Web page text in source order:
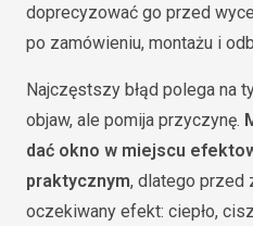
doprecyzować go przed
po zamówieniu, montażu i
Najczęstszy błąd polega na
objaw, ale pomija przyczynę.
dać okno w miejscu
praktycznym, dlatego przed
oczekiwany efekt: ciepło,